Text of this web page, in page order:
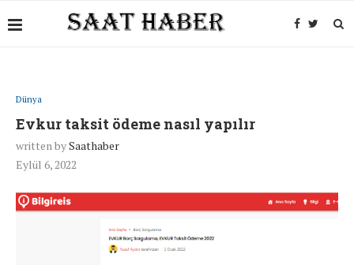
Dünya
Evkur taksit ödeme nasıl yapılır
written bySaathaber
Eylül 6, 2022